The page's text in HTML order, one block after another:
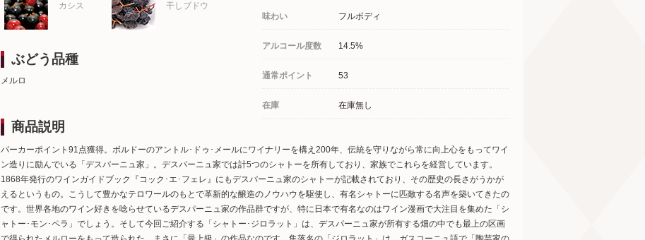
味わい フルボディ
アルコール度数 14.5%
通常ポイント 53
在庫 在庫無し
カシス 干しブドウ
ぶどう品種
メルロ
商品説明
パーカーポイント91点獲得。ボルドーのアントル･ドゥ･メールにワイナリーを構え200年、伝統を守りながら常に向上心をもってワイ
ン造りに励んでいる「デスパーニュ家」。デスパーニュ家では計5つのシャトーを所有しており、家族でこれらを経営しています。
1868年発行のワインガイドブック『コック･エ･フェレ』にもデスパーニュ家のシャトーが記載されており、その歴史の長さがうかが
えるというもの。こうして豊かなテロワールのもとで革新的な醸造のノウハウを駆使し、有名シャトーに匹敵する名声を築いてきたの
です。世界各地のワイン好きを唸らせているデスパーニュ家の作品群ですが、特に日本で有名なのはワイン漫画で大注目を集めた「シ
ャトー･モン･ペラ」でしょう。そして今回ご紹介する「シャトー･ジロラット」は、デスパーニュ家が所有する畑の中でも最上の区画